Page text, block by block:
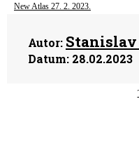
New Atlas 27. 2. 2023.
Autor:
Datum: 28.02.2023